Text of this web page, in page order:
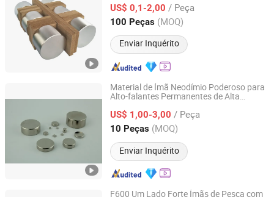
US$ 0,1-2,00 / Peça
100 Peças (MOQ)
Enviar Inquérito
Shanghai, China Desde 2020
Material de Ímã Neodímio Poderoso para
Alto-falantes Permanentes de Alta
US$ 1,00-3,00 / Peça
10 Peças (MOQ)
Enviar Inquérito
Ningbo Ketai Magnetic Material Co., Ltd.
Zhejiang, China Desde 2020
F600 Um Lado Forte Ímãs de Pesca com